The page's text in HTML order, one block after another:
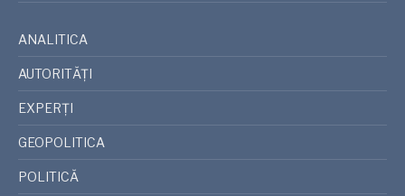
ANALITICA
AUTORITĂȚI
EXPERȚI
GEOPOLITICA
POLITICĂ